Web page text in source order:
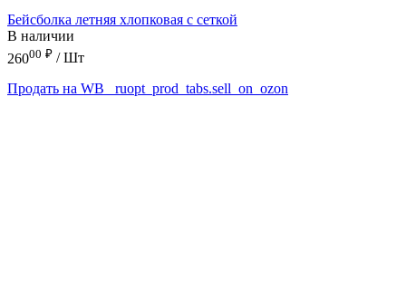
Бейсболка летняя хлопковая с сеткой
В наличии
26000 ₽ / Шт
Продать на WB
_ruopt_prod_tabs.sell_on_ozon